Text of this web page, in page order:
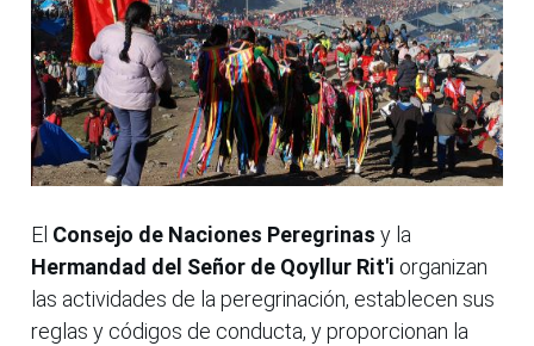
El Consejo de Naciones Peregrinas y la
Hermandad del Señor de Qoyllur Rit'i organizan
las actividades de la peregrinación, establecen sus
reglas y códigos de conducta, y proporcionan la